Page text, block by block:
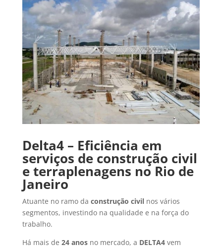
Delta4 – Eficiência em
serviços de construção civil
e terraplenagens no Rio de
Janeiro
Atuante no ramo da construção civil nos vários
segmentos, investindo na qualidade e na força do
trabalho.
Há mais de 24 anosno mercado, a DELTA4vem